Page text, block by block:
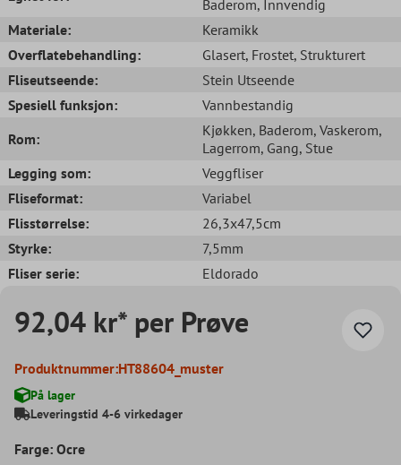
Baderom, Innvendig
Materiale:
Keramikk
Overflatebehandling:
Glasert, Frostet, Strukturert
Fliseutseende:
Stein Utseende
Spesiell funksjon:
Vannbestandig
Rom:
Kjøkken, Baderom, Vaskerom,
Lagerrom, Gang, Stue
Legging som:
Veggfliser
Fliseformat:
Variabel
Flisstørrelse:
26,3x47,5cm
Styrke:
7,5mm
Fliser serie:
Eldorado
92,04 kr* per Prøve
Produktnummer:HT88604_muster
På lager
Leveringstid 4-6 virkedager
Farge: Ocre